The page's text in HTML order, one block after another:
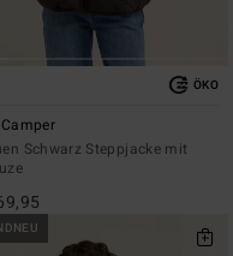
ÖKO
Schwarz Steppjacke mit